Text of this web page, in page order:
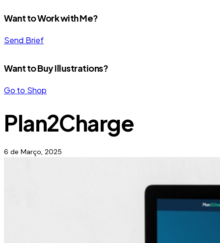
Want to Work with Me?
Send Brief
Want to Buy Illustrations?
Go to Shop
Plan2Charge
6 de Março, 2025